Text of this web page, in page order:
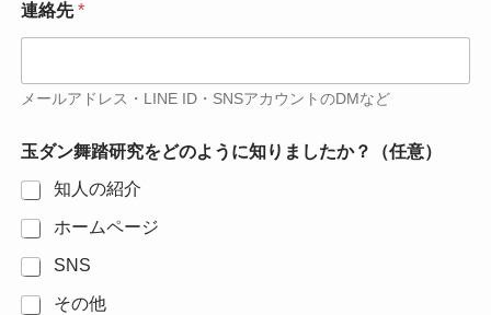
連絡先*
メールアドレス・LINE ID・SNSアカウントのDMなど
玉ダン舞踏研究をどのように知りましたか？（任意）
知人の紹介
ホームページ
SNS
その他